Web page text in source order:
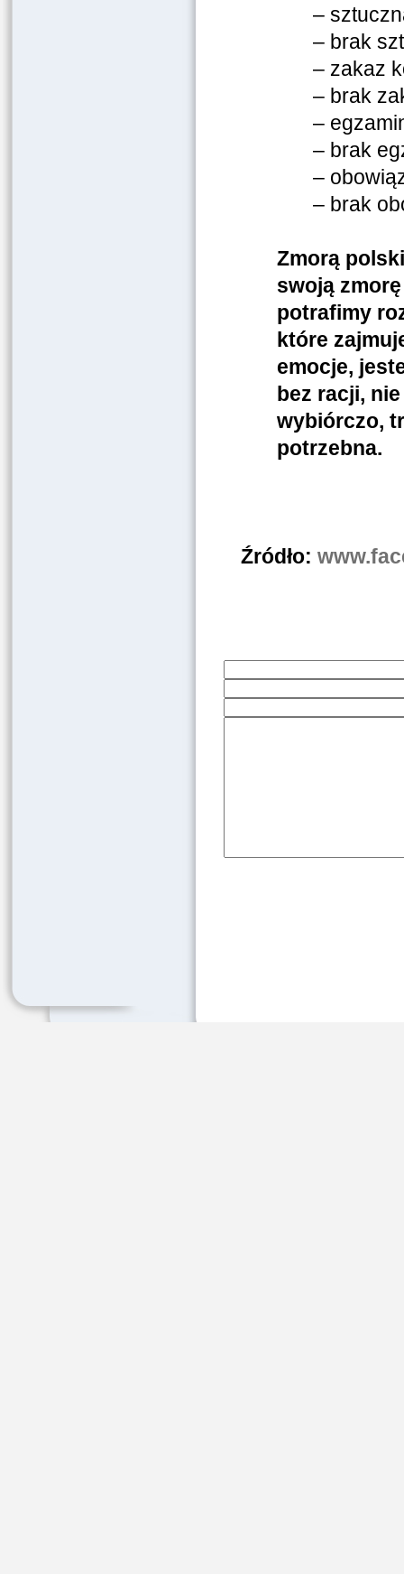
–
– brak
– zakaz
– brak
–
– brak
–
– brak
Zmorą
swoją
potrafimy
które
emocje,
bez racji,
wybiórczo,
potrzebna.
Źródło: